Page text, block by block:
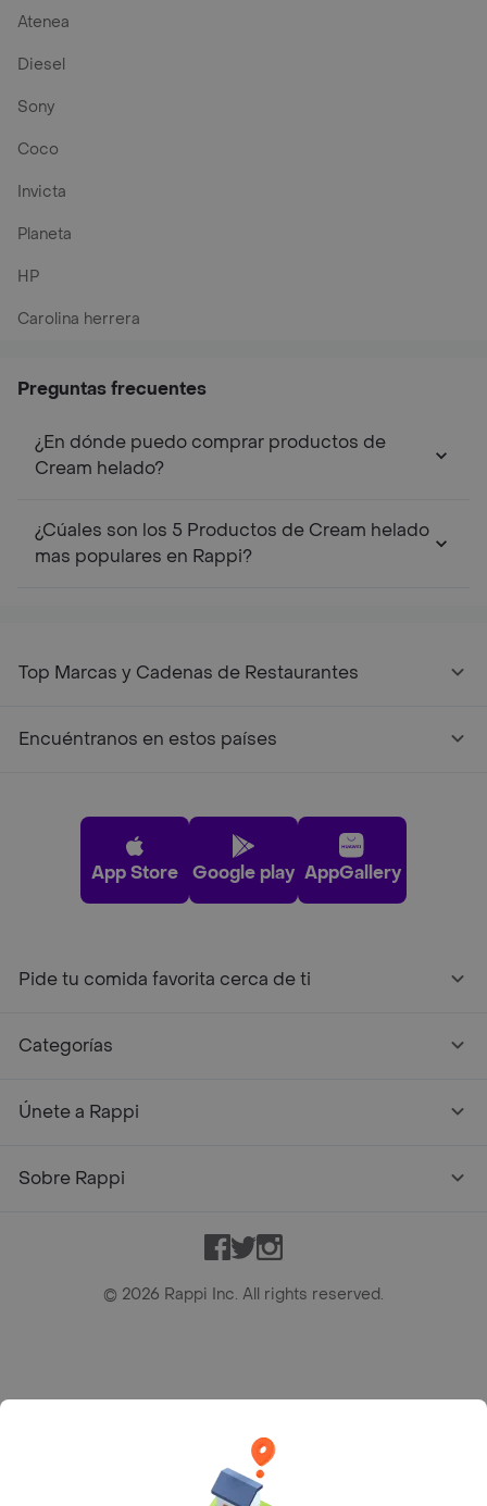
Atenea
Diesel
Sony
Coco
Invicta
Planeta
HP
Carolina herrera
Preguntas frecuentes
¿En dónde puedo comprar productos de
Cream helado?
¿Cúales son los 5 Productos de Cream helado
mas populares en Rappi?
Top Marcas y Cadenas de Restaurantes
Encuéntranos en estos países
App Store Google play AppGallery
Pide tu comida favorita cerca de ti
Categorías
Únete a Rappi
Sobre Rappi
Facebook
TwitterInstagram
© 2026 Rappi Inc. All rights reserved.
Bogotá D.C. --- notificacionesrappi@rappi.com